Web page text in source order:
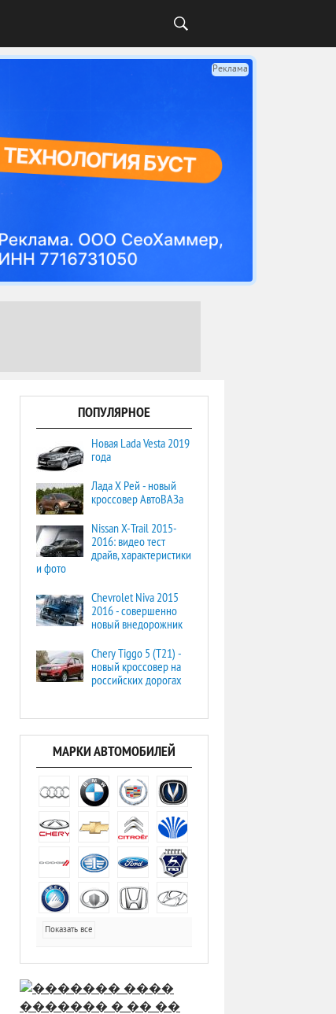
Реклама
ПОПУЛЯРНОЕ
Новая Lada Vesta 2019
года
Лада Х Рей - новый
кроссовер АвтоВАЗа
Nissan X-Trail 2015-
2016: видео тест
драйв, характеристики
и фото
Chevrolet Niva 2015
2016 - совершенно
новый внедорожник
Chery Tiggo 5 (T21) -
новый кроссовер на
российских дорогах
МАРКИ АВТОМОБИЛЕЙ
Показать все